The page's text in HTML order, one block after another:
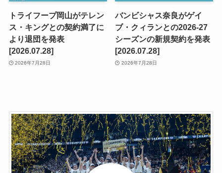
トライフープ岡山がテレン
ス・キングとの契約満了に
より退団を発表
[2026.07.28]
2026年7月28日
バンビシャス奈良がゲイ
ブ・クィランとの2026-27
シーズンの新規契約を発表
[2026.07.28]
2026年7月28日